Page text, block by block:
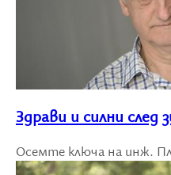
Здрави и силни след
Осемте ключа на инж.